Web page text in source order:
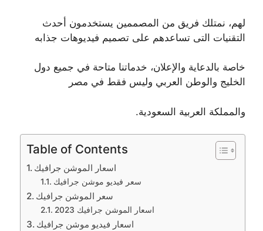
لهم، نمتلك فريق من المصممين يستخدمون أحدث
التقنيات التى تساعدهم على تصميم فيديوهات جذابه
خاصة بالدعاية والإعلان، خدماتنا متاحة في جميع دول
الخليج والوطن العربي وليس فقط في مصر
والمملكة العربية السعودية.
Table of Contents
اسعار الموشن جرافيك
سعر فيديو موشن جرافيك
سعر الموشن جرافيك
اسعار الموشن جرافيك 2023
اسعار فيديو موشن جرافيك